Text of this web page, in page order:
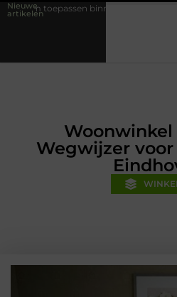
Nieuwe
artikelen
moderne folie techniek
Woonwinkel
Wegwijzer